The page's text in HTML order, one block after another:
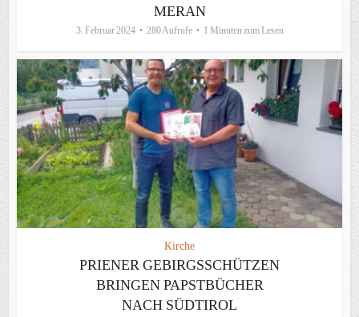
MERAN
3. Februar 2024 280 Aufrufe 1 Minuten zum Lesen
Kirche
PRIENER GEBIRGSSCHÜTZEN
BRINGEN PAPSTBÜCHER
NACH SÜDTIROL